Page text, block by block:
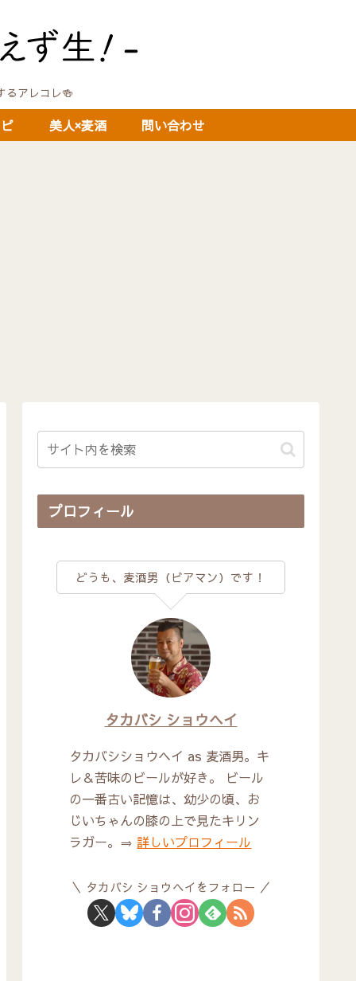
アレコレ🍻
美人×麦酒 問い合わせ
プロフィール
どうも、麦酒男（ビアマン）です！
タカバシ ショウヘイ
タカバシショウヘイ as 麦酒男。キ
レ＆苦味のビールが好き。 ビール
の一番古い記憶は、幼少の頃、お
じいちゃんの膝の上で見たキリン
ラガー。⇒詳しいプロフィール
タカバシ ショウヘイをフォロー